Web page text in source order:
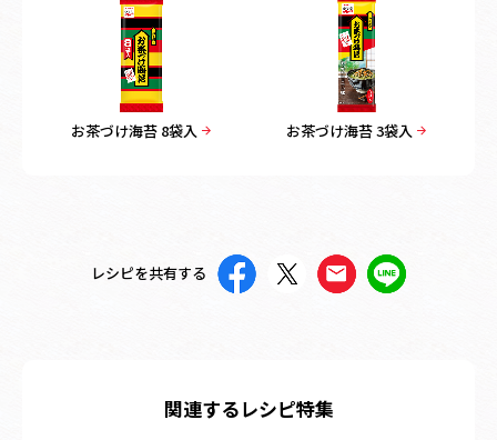
お茶づけ海苔 8袋入 お茶づけ海苔 3袋入
レシピを共有する
関連するレシピ特集